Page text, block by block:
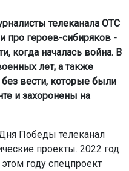
телеканала ОТС
про героев-сибиряков -
когда началась война. В
лет, а также
вести, которые были
и захоронены на
Победы телеканал
проекты. 2022 год
году спецпроект